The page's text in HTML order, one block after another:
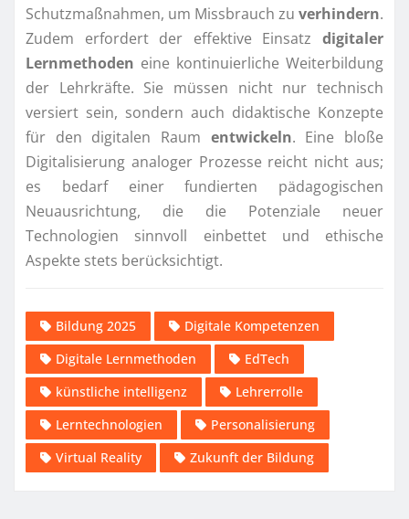
Schutzmaßnahmen, um Missbrauch zu verhindern.
Zudem erfordert der effektive Einsatz digitaler
Lernmethoden eine kontinuierliche Weiterbildung
der Lehrkräfte. Sie müssen nicht nur technisch
versiert sein, sondern auch didaktische Konzepte
für den digitalen Raum entwickeln. Eine bloße
Digitalisierung analoger Prozesse reicht nicht aus;
es bedarf einer fundierten pädagogischen
Neuausrichtung, die die Potenziale neuer
Technologien sinnvoll einbettet und ethische
Aspekte stets berücksichtigt.
Bildung 2025
Digitale Kompetenzen
Digitale Lernmethoden
EdTech
künstliche intelligenz
Lehrerrolle
Lerntechnologien
Personalisierung
Virtual Reality
Zukunft der Bildung